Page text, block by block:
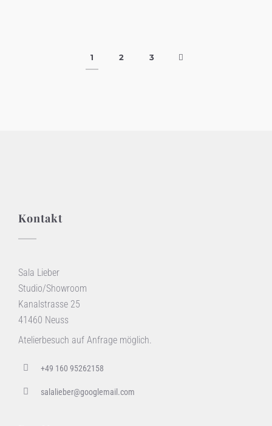
1 2 3 Next page
Kontakt
Sala Lieber
Studio/Showroom
Kanalstrasse 25
41460 Neuss
Atelierbesuch auf Anfrage möglich.
+49 160 95262158
salalieber@googlemail.com